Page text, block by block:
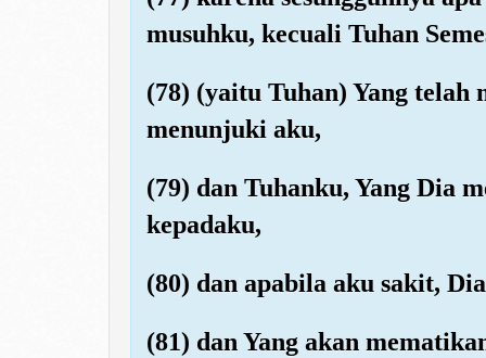
musuhku, kecuali Tuhan
(78) (yaitu Tuhan) Yang telah
menunjuki aku,
(79) dan Tuhanku, Yang Dia
kepadaku,
(80) dan apabila aku sakit,
(81) dan Yang akan